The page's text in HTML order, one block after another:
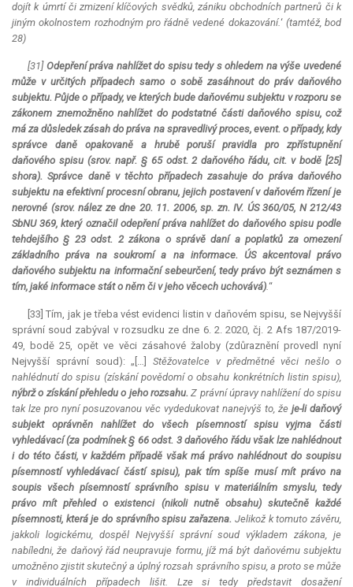
dojít k úmrtí či zmizení klíčových svědků, zániku obchodních partnerů či k
jiným okolnostem rozhodným pro řádně vedené dokazování.‘(tamtéž, bod
28)
[31] Odepření práva nahlížet do spisu tedy s ohledem na výše uvedené
může v určitých případech samo o sobě zasáhnout do práv daňového
subjektu. Půjde o případy, ve kterých bude daňovému subjektu v rozporu se
zákonem znemožněno nahlížet do podstatné části daňového spisu, což
má za důsledek zásah do práva na spravedlivý proces, event. o případy, kdy
správce daně opakovaně a hrubě poruší pravidla pro zpřístupnění
daňového spisu (srov. např. § 65 odst. 2 daňového řádu, cit. v bodě [25]
shora). Správce daně v těchto případech zasahuje do práva daňového
subjektu na efektivní procesní obranu, jejich postavení v daňovém řízení je
nerovné (srov. nález ze dne 20. 11. 2006, sp. zn. IV. ÚS 360/05, N 212/43
SbNU 369, který označil odepření práva nahlížet do daňového spisu podle
tehdejšího § 23 odst. 2 zákona o správě daní a poplatků za omezení
základního práva na soukromí a na informace. ÚS akcentoval právo
daňového subjektu na informační sebeurčení, tedy právo být seznámen s
tím, jaké informace stát o něm či v jeho věcech uchovává).“
[33] Tím, jak je třeba vést evidenci listin v daňovém spisu, se Nejvyšší
správní soud zabýval v rozsudku ze dne 6. 2. 2020, čj. 2 Afs 187/2019-
49, bodě 25, opět ve věci zásahové žaloby (zdůraznění provedl nyní
Nejvyšší správní soud): „[…]
Stěžovatelce v předmětné věci nešlo o
nahlédnutí do spisu (získání povědomí o obsahu konkrétních listin spisu),
nýbrž o získání přehledu o jeho rozsahu. Z právní úpravy nahlížení do spisu
tak lze pro nyní posuzovanou věc vydedukovat nanejvýš to, že je-li daňový
subjekt oprávněn nahlížet do všech písemností spisu vyjma části
vyhledávací (za podmínek § 66 odst. 3 daňového řádu však lze nahlédnout
i do této části, v každém případě však má právo nahlédnout do soupisu
písemností vyhledávací částí spisu), pak tím spíše musí mít právo na
soupis všech písemností správního spisu v materiálním smyslu, tedy
právo mít přehled o existenci (nikoli nutně obsahu) skutečně každé
písemnosti, která je do správního spisu zařazena. Jelikož k tomuto závěru,
jakkoli logickému, dospěl Nejvyšší správní soud výkladem zákona, je
nabíledni, že daňový řád neupravuje formu, jíž má být daňovému subjektu
umožněno zjistit skutečný a úplný rozsah správního spisu, a proto se může
v individuálních případech lišit. Lze si tedy představit dosažení